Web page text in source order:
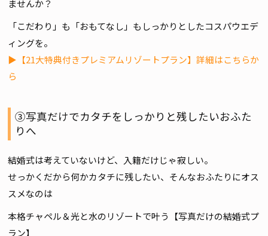
ませんか？
「こだわり」も「おもてなし」もしっかりとしたコスパウエデ
ィングを。
▶【21大特典付きプレミアムリゾートプラン】詳細はこちらか
ら
③写真だけでカタチをしっかりと残したいおふた
りへ
結婚式は考えていないけど、入籍だけじゃ寂しい。
せっかくだから何かカタチに残したい、そんなおふたりにオス
スメなのは
本格チャペル＆光と水のリゾートで叶う【写真だけの結婚式プ
ラン】